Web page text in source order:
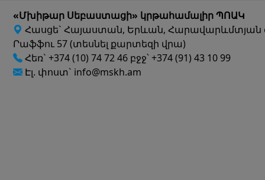
«Մխիթար Սեբաստացի» կրթահամալիր ՊՈԱԿ
Հասցե` Հայաստան, Երևան, Հարավարևմտյան
Րաֆֆու 57 (տեսնել քարտեզի վրա)
Հեռ` +374 (10) 74 72 46 բջջ՝ +374 (91) 43 10 99
Էլ. փոստ` info@mskh.am